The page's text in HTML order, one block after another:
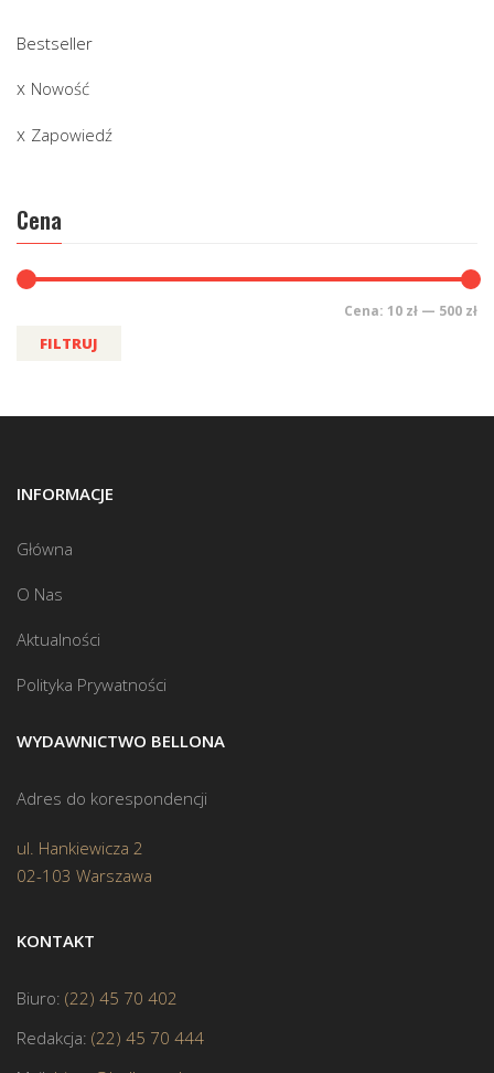
Bestseller
Nowość
Zapowiedź
Cena
FILTRUJ
Cena: 10 zł — 500 zł
INFORMACJE
Główna
O Nas
Aktualności
Polityka Prywatności
WYDAWNICTWO BELLONA
Adres do korespondencji
ul. Hankiewicza 2
02-103 Warszawa
KONTAKT
Biuro: (22) 45 70 402
Redakcja: (22) 45 70 444